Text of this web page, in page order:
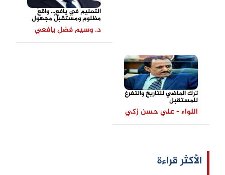
التعليم في يافع... واقعٌ
مظلوم ومستقبلٌ مجهول
د. وسيم فضل يافعي
ترك الماضي للتاريخ والتفرغ
للمستقبل
اللواء - علي حسن زكي
الأكثر قراءة